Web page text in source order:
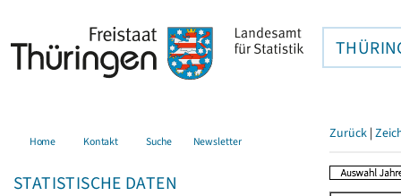
Home Kontakt Suche Newsletter
STATISTISCHE DATEN
Zurück |